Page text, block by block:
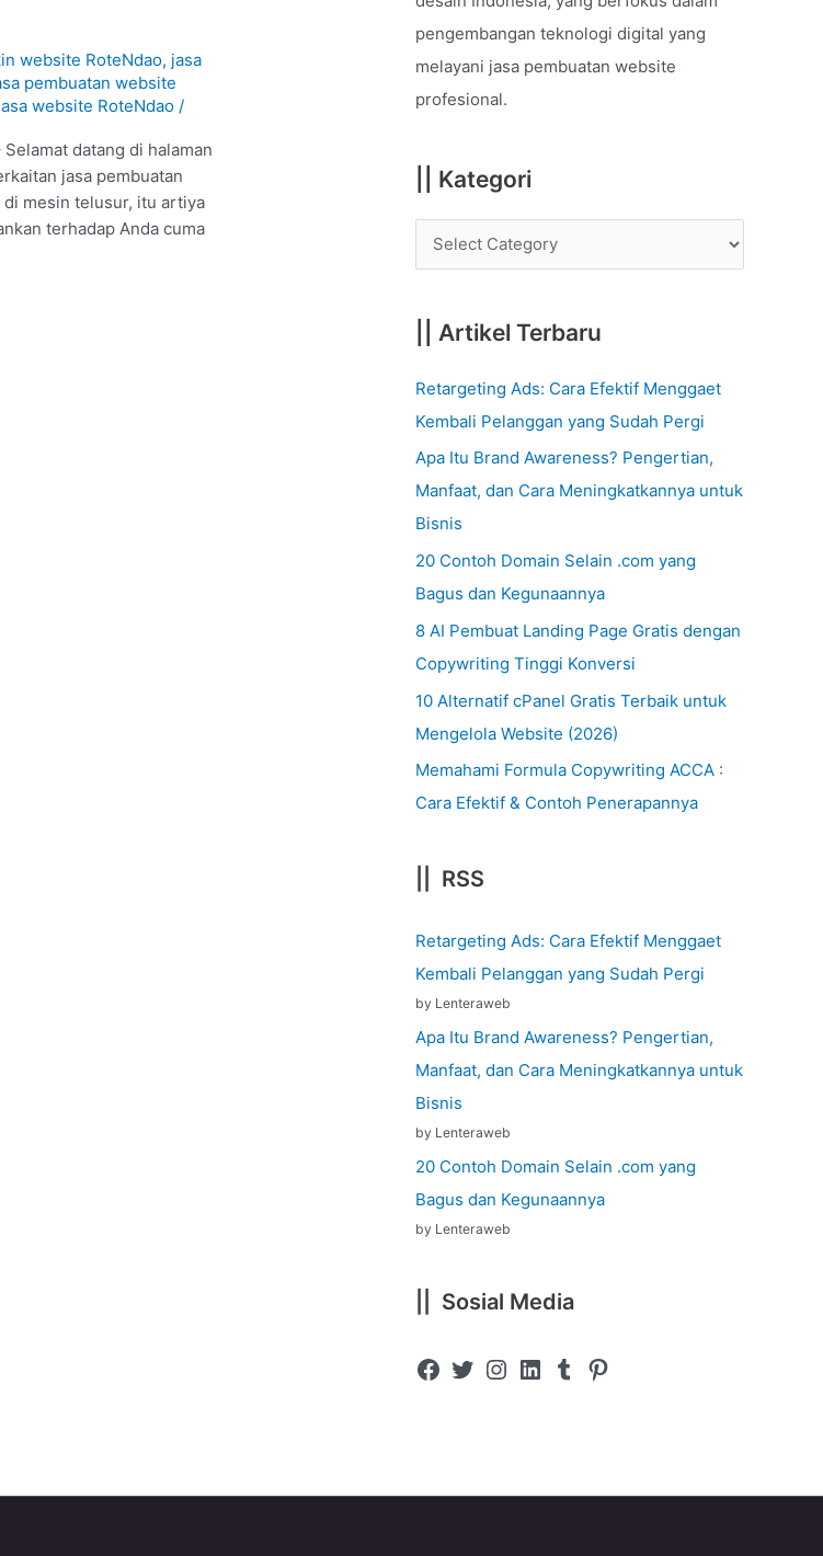
website RoteNdao, jasa
pembuatan website
website RoteNdao /
datang di halaman
jasa pembuatan
di mesin telusur, itu artiya
terhadap Anda cuma
o
r
:
pengembangan teknologi digital yang
melayani jasa pembuatan website
profesional.
|| Kategori
|| Artikel Terbaru
Retargeting Ads: Cara Efektif Menggaet
Kembali Pelanggan yang Sudah Pergi
Apa Itu Brand Awareness? Pengertian,
Manfaat, dan Cara Meningkatkannya untuk
Bisnis
20 Contoh Domain Selain .com yang
Bagus dan Kegunaannya
8 AI Pembuat Landing Page Gratis dengan
Copywriting Tinggi Konversi
10 Alternatif cPanel Gratis Terbaik untuk
Mengelola Website (2026)
Memahami Formula Copywriting ACCA :
Cara Efektif & Contoh Penerapannya
|| RSS
Retargeting Ads: Cara Efektif Menggaet
Kembali Pelanggan yang Sudah Pergi
by Lenteraweb
Apa Itu Brand Awareness? Pengertian,
Manfaat, dan Cara Meningkatkannya untuk
Bisnis
by Lenteraweb
20 Contoh Domain Selain .com yang
Bagus dan Kegunaannya
by Lenteraweb
|| Sosial Media